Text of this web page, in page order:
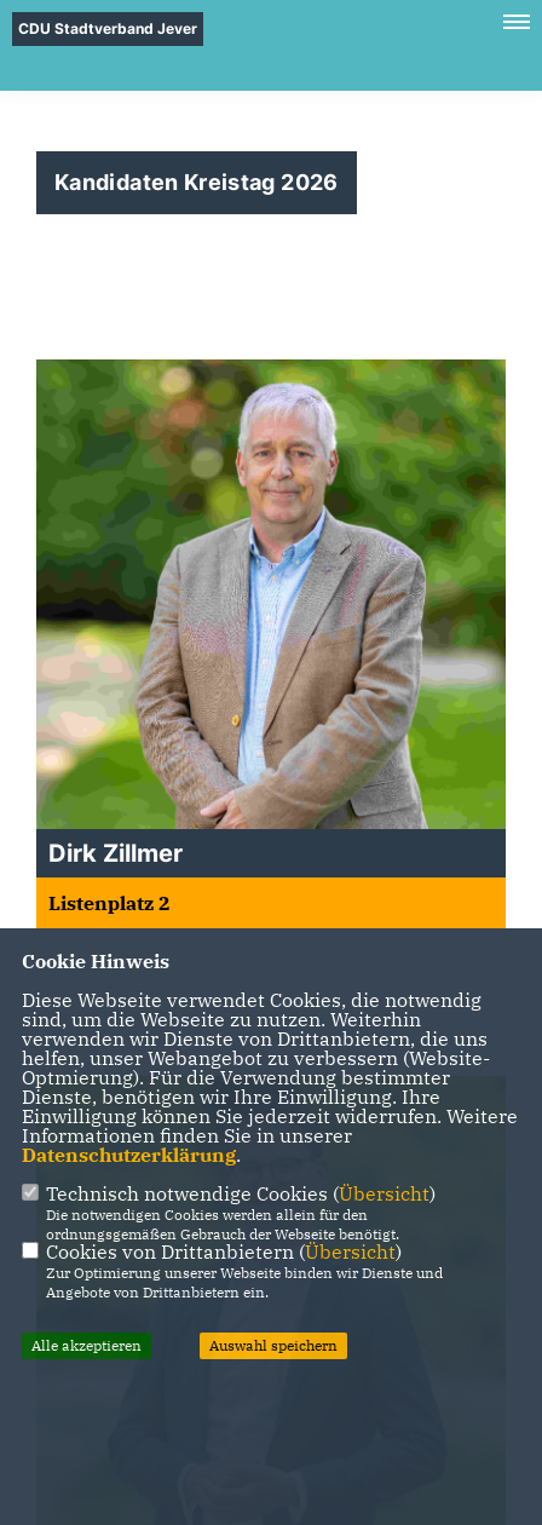
CDU Stadtverband Jever
Kandidaten Kreistag 2026
Dirk Zillmer
Listenplatz 2
Cookie Hinweis
Diese Webseite verwendet Cookies, die notwendig
sind, um die Webseite zu nutzen. Weiterhin
verwenden wir Dienste von Drittanbietern, die uns
helfen, unser Webangebot zu verbessern (Website-
Optmierung). Für die Verwendung bestimmter
Dienste, benötigen wir Ihre Einwilligung. Ihre
Einwilligung können Sie jederzeit widerrufen. Weitere
Informationen finden Sie in unserer
Datenschutzerklärung.
Technisch notwendige Cookies (Übersicht)
Die notwendigen Cookies werden allein für den
ordnungsgemäßen Gebrauch der Webseite benötigt.
Cookies von Drittanbietern (Übersicht)
Zur Optimierung unserer Webseite binden wir Dienste und
Angebote von Drittanbietern ein.
Alle akzeptieren Auswahl speichern